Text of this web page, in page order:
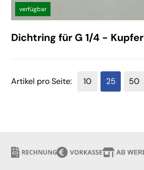
verfügbar
Dichtring für G 1/4 - Kupfer
Artikel pro Seite: 10 25 50